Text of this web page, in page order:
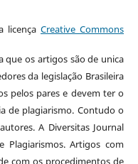
licençaCreative Commons
que os artigos são de unica
da legislação Brasileira
pelos pares e devem ter o
de plagiarismo. Contudo o
A Diversitas Journal
Plagiarismos. Artigos com
com os procedimentos de